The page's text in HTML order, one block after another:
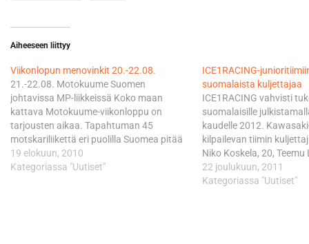
Aiheeseen liittyy
Viikonlopun menovinkit 20.-22.08.
21.-22.08. Motokuume Suomen
johtavissa MP-liikkeissä Koko maan
kattava Motokuume-viikonloppu on
tarjousten aikaa. Tapahtuman 45
motskariliikettä eri puolilla Suomea pitää
ovensa auki sekä lauantaina että
sunnuntaina ja luvassa on Motokuume-
19 elokuun, 2010
Kategoriassa "Uutiset"
ICE1RACING-
suomalaista kuljettajaa
ICE1RACING vahvisti
suomalaisille
kaudelle 2012.
kilpailevan tiimin
Niko Koskela, 20, Teemu
Jami Numminen, 16,
ja Roni Kytönen, 12 .
22 joulukuun, 2011
Kategoriassa "Uutiset"